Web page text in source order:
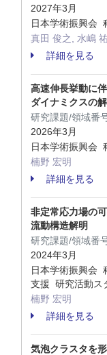
2027年3月
日本学術振興会
真田 俊之, 水嶋
詳細を見る
高速伸長挙動に
ダイナミクスの
研究課題/領域番
2026年3月
日本学術振興会
楠野 宏明
詳細を見る
非定常応力場の
流動構造解明
研究課題/領域番
2024年3月
日本学術振興会
支援 研究活動ス
楠野 宏明
詳細を見る
気泡クラスタを